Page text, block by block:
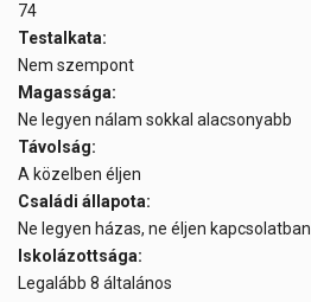
74
Testalkata:
Nem szempont
Magassága:
Ne legyen nálam sokkal alacsonyabb
Távolság:
A közelben éljen
Családi állapota:
Ne legyen házas, ne éljen kapcsolatban
Iskolázottsága:
Legalább 8 általános